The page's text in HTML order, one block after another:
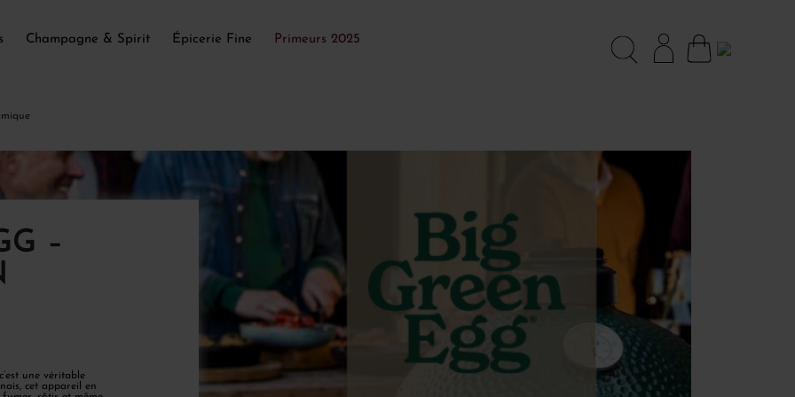
Champagne & Spirit Épicerie Fine Primeurs 2025
–
une véritable
cet appareil en